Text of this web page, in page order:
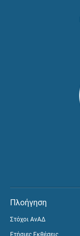
Πλοήγηση
Στόχοι ΑνΑΔ
Ετήσιες Εκθέσεις